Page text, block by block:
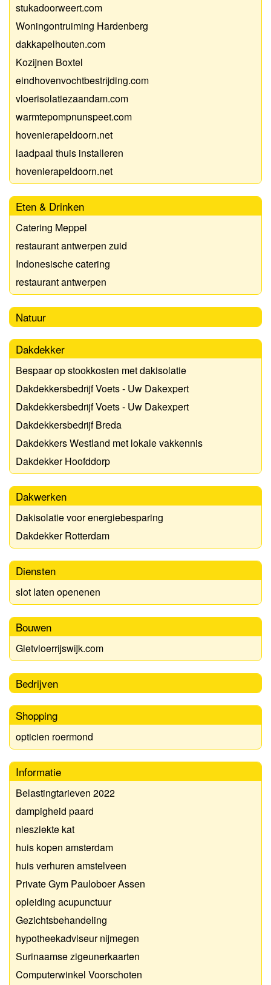
stukadoorweert.com
Woningontruiming Hardenberg
dakkapelhouten.com
Kozijnen Boxtel
eindhovenvochtbestrijding.com
vloerisolatiezaandam.com
warmtepompnunspeet.com
hovenierapeldoorn.net
laadpaal thuis installeren
hovenierapeldoorn.net
Eten & Drinken
Catering Meppel
restaurant antwerpen zuid
Indonesische catering
restaurant antwerpen
Natuur
Dakdekker
Bespaar op stookkosten met dakisolatie
Dakdekkersbedrijf Voets - Uw Dakexpert
Dakdekkersbedrijf Voets - Uw Dakexpert
Dakdekkersbedrijf Breda
Dakdekkers Westland met lokale vakkennis
Dakdekker Hoofddorp
Dakwerken
Dakisolatie voor energiebesparing
Dakdekker Rotterdam
Diensten
slot laten openenen
Bouwen
Gietvloerrijswijk.com
Bedrijven
Shopping
opticien roermond
Informatie
Belastingtarieven 2022
dampigheid paard
niesziekte kat
huis kopen amsterdam
huis verhuren amstelveen
Private Gym Pauloboer Assen
opleiding acupunctuur
Gezichtsbehandeling
hypotheekadviseur nijmegen
Surinaamse zigeunerkaarten
Computerwinkel Voorschoten